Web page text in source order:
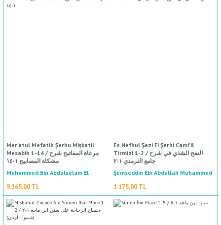
Mer'atul Mefatih Şerhu Mişkatil
Mesabih 1-14 / مرعاة المفاتيح شرح
مشكاة المصابيح ١-١٤
Muhammed Bin Abdulselam El
Mubarekfuri / محمد بن عبد السلام
المباركفوري
9.165,00 TL
En Nefhul Şezi Fi Şerhi Cami'il
Tirmizi 1-2 / النفح الشذي في شرح
جامع الترمذي ١-٢
Şemseddin Ebi Abdullah Muhammed
Bin Muhammed İbn Seyyid En Nas /
شمس الدين أبي عبد الله محمد بن محمد
ابن سيد الناس
1.175,00 TL